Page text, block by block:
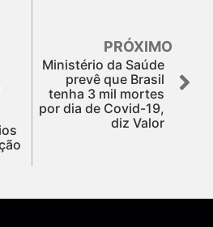
PRÓXIMO
Ministério da Saúde
prevê que Brasil
tenha 3 mil mortes
por dia de Covid-19,
diz Valor